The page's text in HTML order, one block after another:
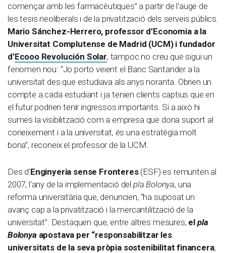
començar amb les farmacèutiques” a partir de l’auge de
les tesis neoliberals i de la privatització dels serveis públics.
Mario Sánchez-Herrero, professor d’Economia a la
Universitat Complutense de Madrid (UCM) i fundador
d’Ecooo Revolución Solar, tampoc no creu que sigui un
fenomen nou: “Jo porto veient el Banc Santander a la
universitat des que estudiava als anys noranta. Obrien un
compte a cada estudiant i ja tenien clients captius que en
el futur podrien tenir ingressos importants. Si a això hi
sumes la visibilització com a empresa que dona suport al
coneixement i a la universitat, és una estratègia molt
bona”, reconeix el professor de la UCM.
Des d’Enginyeria sense Fronteres(ESF) es remunten al
2007, l’any de la implementació del pla Bolonya, una
reforma universitària que, denuncien, “ha suposat un
avanç cap a la privatització i la mercantilització de la
universitat”. Destaquen que, entre altres mesures, el pla
Bolonya apostava per “responsabilitzar les
universitats de la seva pròpia sostenibilitat financera,